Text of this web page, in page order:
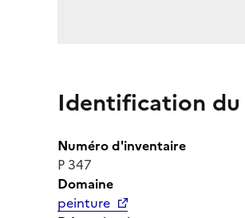
Identification du
Numéro d'inventaire
P 347
Domaine
peinture